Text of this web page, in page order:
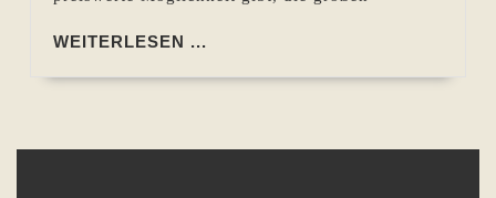
WEITERLESEN ...